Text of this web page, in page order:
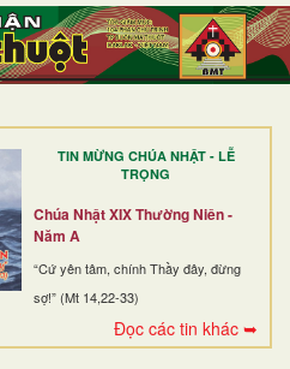
TIN MỪNG CHÚA NHẬT - LỄ
TRỌNG
Chúa Nhật XIX Thường Niên -
Năm A
“Cứ yên tâm, chính Thầy đây, đừng
sợ!” (Mt 14,22-33)
Đọc các tin khác ➥